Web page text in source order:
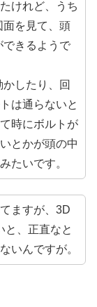
けれど、うち
を見て、頭
きるようで
したり、回
は通らないと
時にボルトが
とかが頭の中
たいです。
ますが、3D
と、正直なと
いんですが。